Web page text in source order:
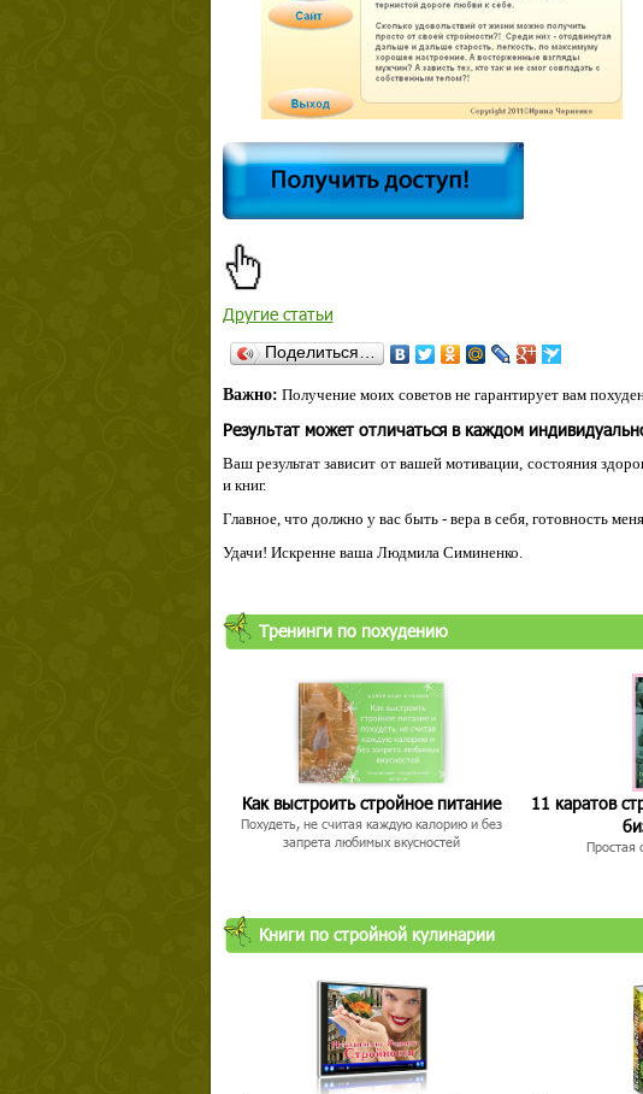
Другие статьи
Поделиться…
Важно: Получение моих советов не гарантирует вам
Результат может отличаться в каждом
Ваш результат зависит от вашей мотивации, состояния
и книг.
Главное, что должно у вас быть - вера в себя, готовность
Удачи! Искренне ваша Людмила Симиненко.
Тренинги по похудению
Как выстроить стройное питание
Похудеть, не считая каждую калорию и без
запрета любимых вкусностей
11 каратов
Простая
Книги по стройной кулинарии